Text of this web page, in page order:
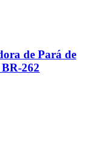
de Pará de
262